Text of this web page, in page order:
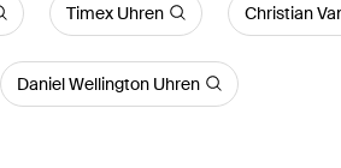
Timex Uhren Christian
Daniel Wellington Uhren